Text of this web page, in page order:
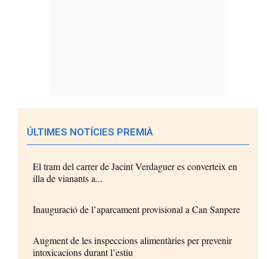
ÚLTIMES NOTÍCIES PREMIÀ
El tram del carrer de Jacint Verdaguer es converteix en
illa de vianants a...
Inauguració de l’aparcament provisional a Can Sanpere
Augment de les inspeccions alimentàries per prevenir
intoxicacions durant l’estiu